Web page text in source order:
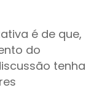
é de que,
do
tenha